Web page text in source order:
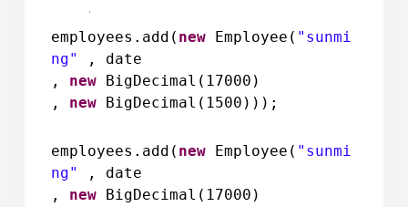
employees.add( new Employee( "sunmi
ng"
, date
, new BigDecimal(17000)
, new BigDecimal(1500)));
employees.add( new Employee( "sunmi
ng"
, date
, new BigDecimal(17000)